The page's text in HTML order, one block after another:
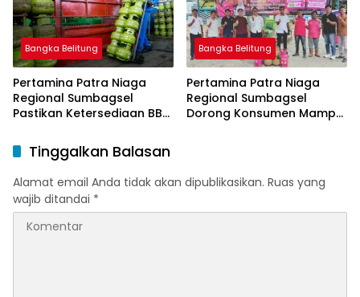
Bangka Belitung
Pertamina Patra Niaga
Regional Sumbagsel
Pastikan Ketersediaan BBM
Ramadan dan Menjelang
Idulfitri
Bangka Belitung
Pertamina Patra Niaga
Regional Sumbagsel
Dorong Konsumen Mampu
Tinggalkan Balasan
Alamat email Anda tidak akan dipublikasikan. Ruas yang
wajib ditandai *